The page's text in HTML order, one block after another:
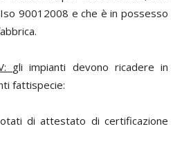
90012008 e che è in possesso
gli impianti devono ricadere in
fattispecie:
di attestato di certificazione